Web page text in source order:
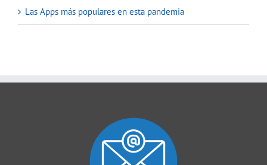
Las Apps más populares en esta pandemia